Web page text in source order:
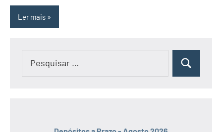
Ler mais
Pesquisar